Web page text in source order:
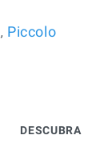
, Piccolo
DESCUBRA